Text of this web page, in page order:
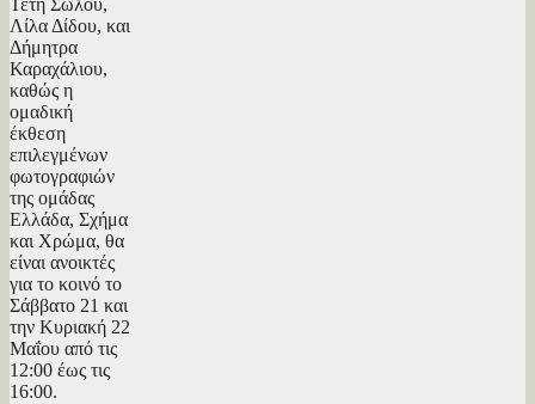
Τέτη Σώλου,
Λίλα Δίδου, και
Δήμητρα
Καραχάλιου,
καθώς η
ομαδική
έκθεση
επιλεγμένων
φωτογραφιών
της ομάδας
Ελλάδα, Σχήμα
και Χρώμα, θα
είναι ανοικτές
για το κοινό το
Σάββατο 21 και
την Κυριακή 22
Μαΐου από τις
12:00 έως τις
16:00.